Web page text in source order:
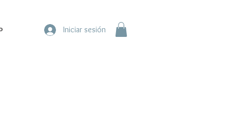
Iniciar sesión